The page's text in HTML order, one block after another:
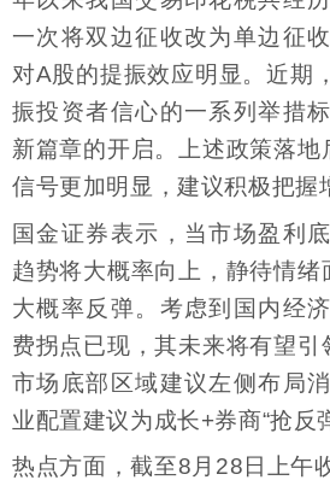
一次将双边征收改为单边征
对A股的提振效应明显。近期
振投资者信心的一系列举措
新篇章的开启。上述政策落地
信号更加明显，建议积极把握
国金证券表示，当市场盈利
趋势将大概率向上，静待情
大概率反弹。考虑到国内经
费拐点已现，其未来将有望引
市场底部区域建议左侧布局
业配置建议为成长+券商“抢反
热点方面，截至8月28日上午